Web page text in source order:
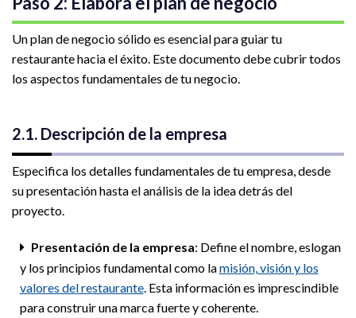
Un plan de negocio sólido es esencial para guiar tu
restaurante hacia el éxito. Este documento debe cubrir todos
los aspectos fundamentales de tu negocio.
2.1. Descripción de la empresa
Especifica los detalles fundamentales de tu empresa, desde
su presentación hasta el análisis de la idea detrás del
proyecto.
Presentación de la empresa: Define el nombre, eslogan
y los principios fundamental como lamisión, visión y los
valores del restaurante. Esta información es imprescindible
para construir una marca fuerte y coherente.